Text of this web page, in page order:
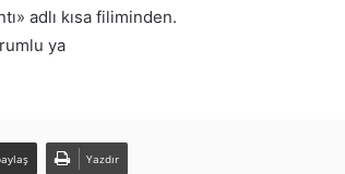
adlı kısa filiminden.
ya
Yazdır